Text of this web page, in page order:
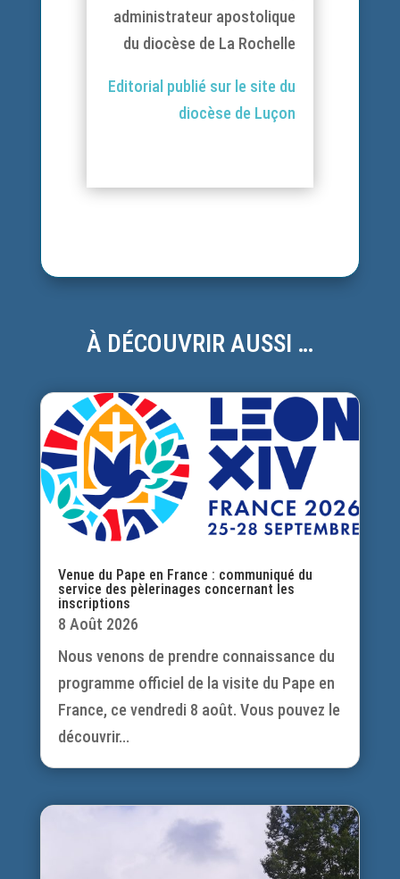
administrateur apostolique
du diocèse de La Rochelle
Editorial publié sur le site du
diocèse de Luçon
À DÉCOUVRIR AUSSI …
Venue du Pape en France : communiqué du
service des pèlerinages concernant les
inscriptions
8 Août 2026
Nous venons de prendre connaissance du
programme officiel de la visite du Pape en
France, ce vendredi 8 août. Vous pouvez le
découvrir...